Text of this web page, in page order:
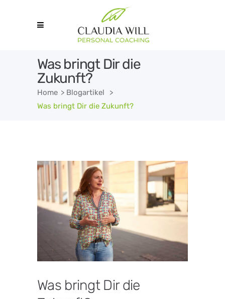
Was bringt Dir die
Zukunft?
Home > Blogartikel
>
Was bringt Dir die Zukunft?
Was bringt Dir die